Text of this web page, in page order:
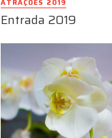
ATRAÇÕES 2019
Entrada 2019